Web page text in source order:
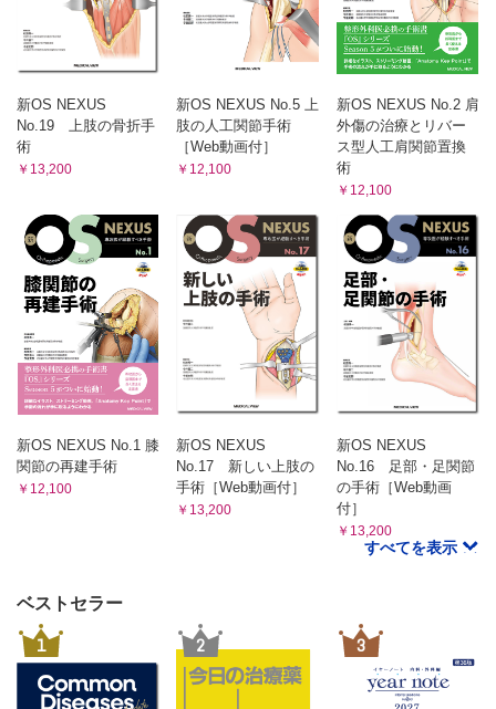
新OS NEXUS
No.19 上肢の骨折手
術
￥13,200
新OS NEXUS No.5 上
肢の人工関節手術
［Web動画付］
￥12,100
新OS NEXUS No.2 肩
外傷の治療とリバー
ス型人工肩関節置換
術
￥12,100
新OS NEXUS No.1 膝
関節の再建手術
￥12,100
新OS NEXUS
No.17 新しい上肢の
手術［Web動画付］
￥13,200
新OS NEXUS
No.16 足部・足関節
の手術［Web動画
付］
￥13,200
すべてを表示
ベストセラー
1 2 3